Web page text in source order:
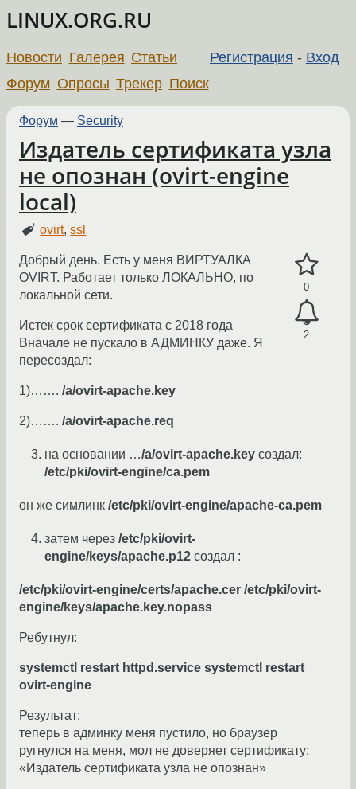
LINUX.ORG.RU
Регистрация - Вход
Новости Галерея Статьи
Форум Опросы Трекер Поиск
Форум — Security
Издатель сертификата узла
не опознан (ovirt-engine
local)
ovirt,ssl
0
2
Добрый день. Есть у меня ВИРТУАЛКА
OVIRT. Работает только ЛОКАЛЬНО, по
локальной сети.
Истек срок сертификата с 2018 года
Вначале не пускало в АДМИНКУ даже. Я
пересоздал:
1)……. /а/ovirt-apache.key
2)……. /a/ovirt-apache.req
на основании …/а/ovirt-apache.key создал:
/etc/pki/ovirt-engine/ca.pem
он же симлинк /etc/pki/ovirt-engine/apache-ca.pem
затем через /etc/pki/ovirt-
engine/keys/apache.p12 создал :
/etc/pki/ovirt-engine/certs/apache.cer /etc/pki/ovirt-
engine/keys/apache.key.nopass
Ребутнул:
systemctl restart httpd.service systemctl restart
ovirt-engine
Результат:
теперь в админку меня пустило, но браузер
ругнулся на меня, мол не доверяет сертификату:
«Издатель сертификата узла не опознан»